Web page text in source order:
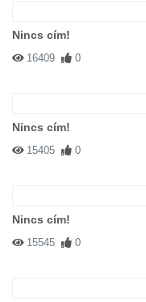
Nincs cím!
16409 0
Nincs cím!
15405 0
Nincs cím!
15545 0